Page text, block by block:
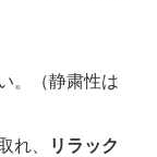
。（静粛性は
れ、
リラック